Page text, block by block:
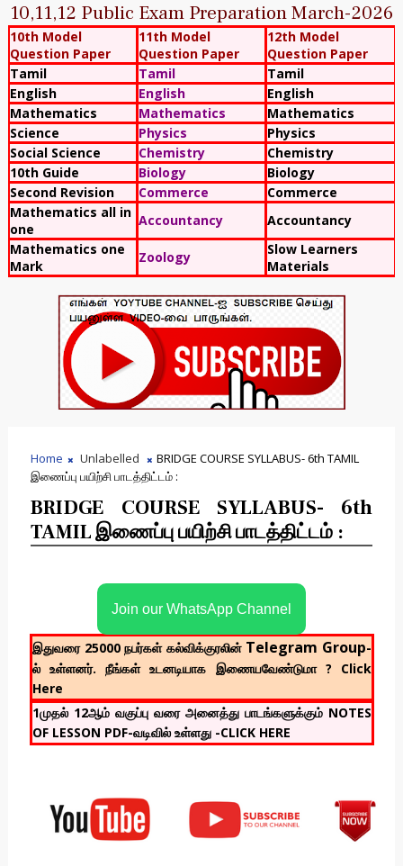
10,11,12 Public Exam Preparation March-2026
10th Model
Question Paper
11th Model
Question Paper
12th Model
Question Paper
Tamil
Tamil
Tamil
English
English
English
Mathematics
Mathematics
Mathematics
Science
Physics
Physics
Social Science
Chemistry
Chemistry
10th Guide
Biology
Biology
Second Revision
Commerce
Commerce
Mathematics all in
one
Accountancy
Accountancy
Mathematics one
Mark
Zoology
Slow Learners
Materials
Home Unlabelled
BRIDGE COURSE SYLLABUS- 6th TAMIL
இணைப்பு பயிற்சி பாடத்திட்டம் :
BRIDGE COURSE SYLLABUS- 6th
TAMIL இணைப்பு பயிற்சி பாடத்திட்டம் :
Join our WhatsApp Channel
இதுவரை 25000 நபர்கள் கல்விக்குரலின் Telegram Group-
ல் உள்ளனர். நீங்கள் உடனடியாக இணையவேண்டுமா ? Click
Here
1முதல் 12ஆம் வகுப்பு வரை அனைத்து பாடங்களுக்கும் NOTES
OF LESSON PDF-வடிவில் உள்ளது -CLICK HERE